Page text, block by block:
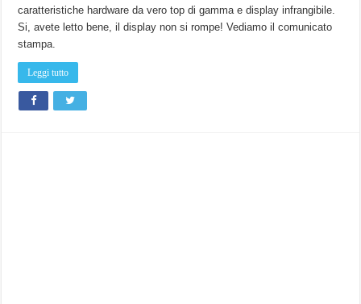
è
un
top
caratteristiche hardware da vero top di gamma e display infrangibile.
Si, avete letto bene, il display non si rompe! Vediamo il comunicato
stampa.
Leggi tutto